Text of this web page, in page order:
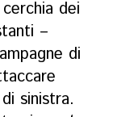
dei
–
di
sinistra.